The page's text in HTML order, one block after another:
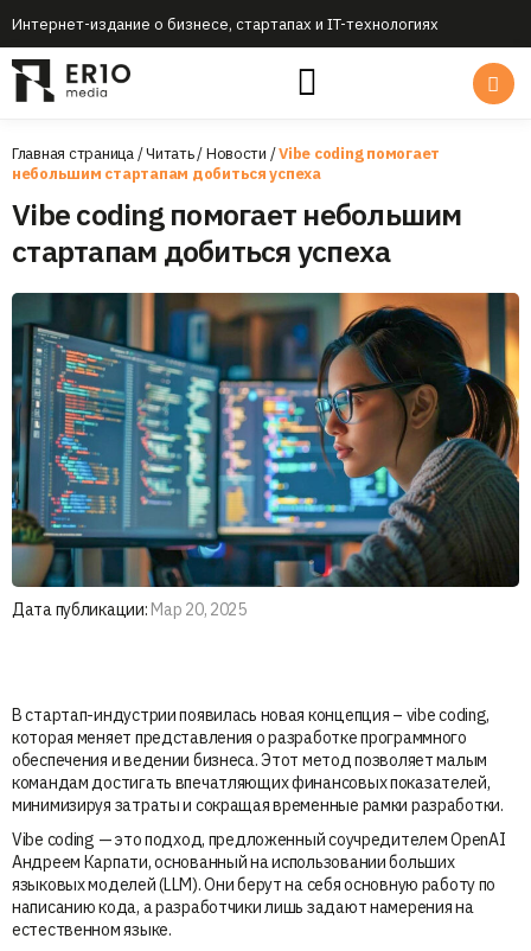
Интернет-издание о бизнесе, стартапах и IT-технологиях
Главная страница/Читать/Новости /Vibe coding помогает
небольшим стартапам добиться успеха
Vibe coding помогает небольшим
стартапам добиться успеха
Дата публикации: Мар 20, 2025
В стартап-индустрии появилась новая концепция – vibe coding,
которая меняет представления о разработке программного
обеспечения и ведении бизнеса. Этот метод позволяет малым
командам достигать впечатляющих финансовых показателей,
минимизируя затраты и сокращая временные рамки разработки.
Vibe coding — это подход, предложенный соучредителем OpenAI
Андреем Карпати, основанный на использовании больших
языковых моделей (LLM). Они берут на себя основную работу по
написанию кода, а разработчики лишь задают намерения на
естественном языке.